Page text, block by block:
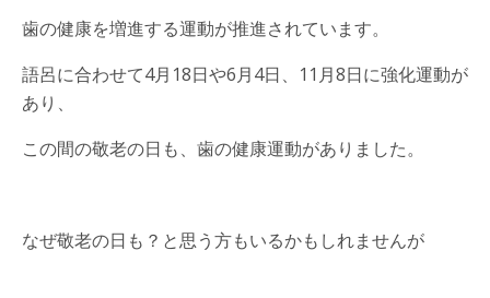
歯の健康を増進する運動が推進されています。
語呂に合わせて4月18日や6月4日、11月8日に強化運動が
あり、
この間の敬老の日も、歯の健康運動がありました。
なぜ敬老の日も？と思う方もいるかもしれませんが